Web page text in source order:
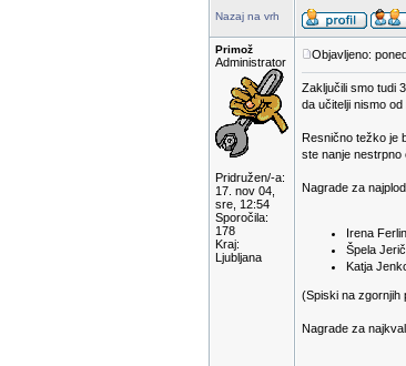
Nazaj na vrh
Primož
Administrator
Pridružen/-a:
17. nov 04,
sre, 12:54
Sporočila:
178
Kraj:
Ljubljana
Objavljeno:
Zaključili smo tudi
da učitelji nismo
Resnično težko je
ste nanje nestrpno
Nagrade za
Irena
Špela
Katja
(Spiski na zgornjih
Nagrade za